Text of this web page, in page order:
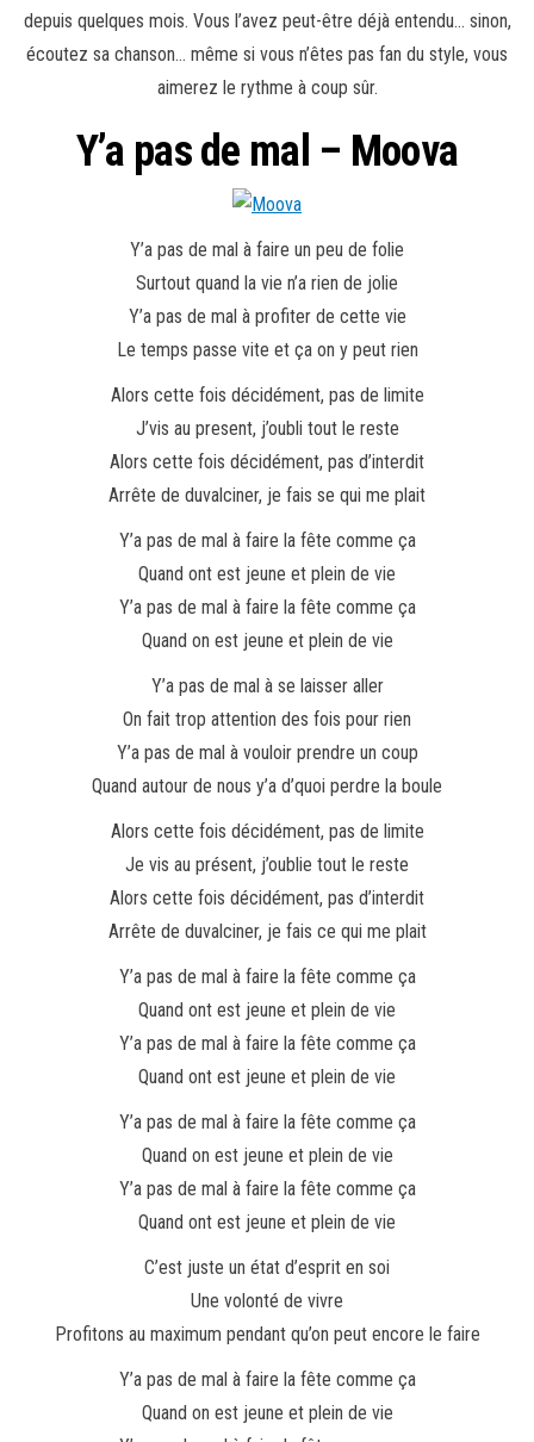
depuis quelques mois. Vous l’avez peut-être déjà entendu… sinon,
écoutez sa chanson… même si vous n’êtes pas fan du style, vous
aimerez le rythme à coup sûr.
Y’a pas de mal – Moova
Y’a pas de mal à faire un peu de folie
Surtout quand la vie n’a rien de jolie
Y’a pas de mal à profiter de cette vie
Le temps passe vite et ça on y peut rien
Alors cette fois décidément, pas de limite
J’vis au present, j’oubli tout le reste
Alors cette fois décidément, pas d’interdit
Arrête de duvalciner, je fais se qui me plait
Y’a pas de mal à faire la fête comme ça
Quand ont est jeune et plein de vie
Y’a pas de mal à faire la fête comme ça
Quand on est jeune et plein de vie
Y’a pas de mal à se laisser aller
On fait trop attention des fois pour rien
Y’a pas de mal à vouloir prendre un coup
Quand autour de nous y’a d’quoi perdre la boule
Alors cette fois décidément, pas de limite
Je vis au présent, j’oublie tout le reste
Alors cette fois décidément, pas d’interdit
Arrête de duvalciner, je fais ce qui me plait
Y’a pas de mal à faire la fête comme ça
Quand ont est jeune et plein de vie
Y’a pas de mal à faire la fête comme ça
Quand ont est jeune et plein de vie
Y’a pas de mal à faire la fête comme ça
Quand on est jeune et plein de vie
Y’a pas de mal à faire la fête comme ça
Quand ont est jeune et plein de vie
C’est juste un état d’esprit en soi
Une volonté de vivre
Profitons au maximum pendant qu’on peut encore le faire
Y’a pas de mal à faire la fête comme ça
Quand on est jeune et plein de vie